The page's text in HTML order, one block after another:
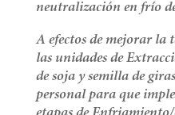
neutralización en frío
A efectos de mejorar la
las unidades de
de soja y semilla de
personal para que